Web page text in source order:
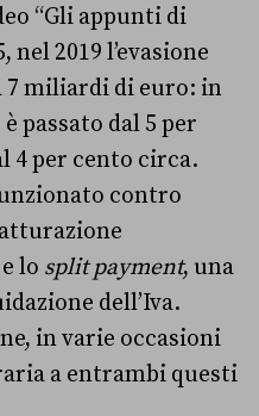
“Gli appunti di
nel 2019 l’evasione
7 miliardi di euro: in
passato dal 5 per
4 per cento circa.
contro
lo split payment, una
dell’Iva.
in varie occasioni
a entrambi questi